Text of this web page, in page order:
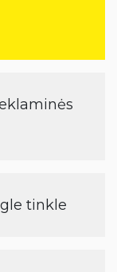
tinkle